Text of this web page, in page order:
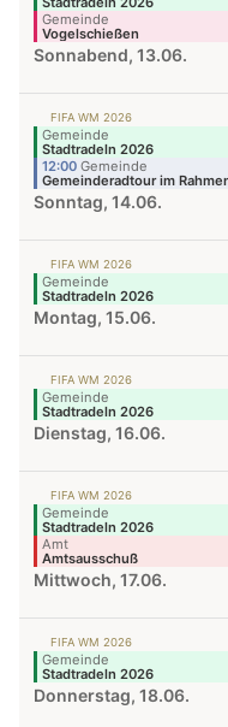
Gemeinde
Vogelschießen
Sonnabend, 13.06.
FIFA WM 2026
Gemeinde
Stadtradeln 2026
12:00 Gemeinde
Gemeinderadtour im
Sonntag, 14.06.
FIFA WM 2026
Gemeinde
Stadtradeln 2026
Montag, 15.06.
FIFA WM 2026
Gemeinde
Stadtradeln 2026
Dienstag, 16.06.
FIFA WM 2026
Gemeinde
Stadtradeln 2026
Amt
Amtsausschuß
Mittwoch, 17.06.
FIFA WM 2026
Gemeinde
Stadtradeln 2026
Donnerstag, 18.06.